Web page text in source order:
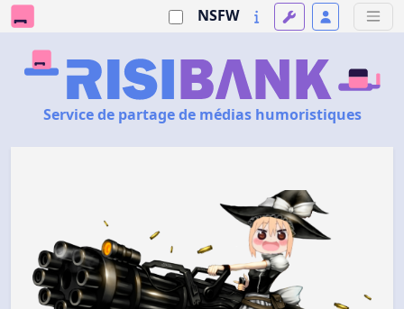
NSFW
Service de partage de médias humoristiques